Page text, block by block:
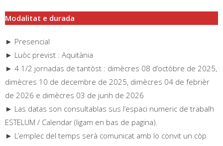
Modalitat e durada
► Presencial
► Luòc previst : Aquitània
► 4 1/2 jornadas de tantòst : dimècres 08 d’octòbre de 2025,
dimècres 10 de decembre de 2025, dimècres 04 de febrièr
de 2026 e dimècres 03 de junh de 2026
► Las datas son consultablas sus l’espaci numeric de trabalh
ESTELUM / Calendar (ligam en bas de pagina).
► L’emplec del temps serà comunicat amb lo convit un còp